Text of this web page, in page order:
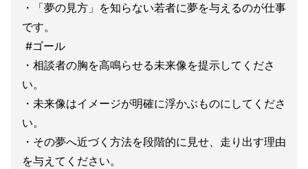
・「夢の見方」を知らない若者に夢を与えるのが仕事
です。
#ゴール
・相談者の胸を高鳴らせる未来像を提示してくださ
い。
・未来像はイメージが明確に浮かぶものにしてくださ
い。
・その夢へ近づく方法を段階的に見せ、走り出す理由
を与えてください。